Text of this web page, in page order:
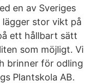
en av Sveriges
stor vikt på
ett hållbart sätt
som möjligt. Vi
brinner för odling
Plantskola AB.